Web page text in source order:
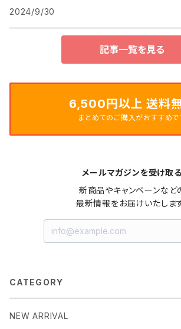
2024/9/30
記事一覧を見る
6,500円以上 送料
まとめてのご購入がおすすめで
メールマガジンを受け取る
新商品やキャンペーンなど
最新情報をお届けいたします
CATEGORY
NEW ARRIVAL